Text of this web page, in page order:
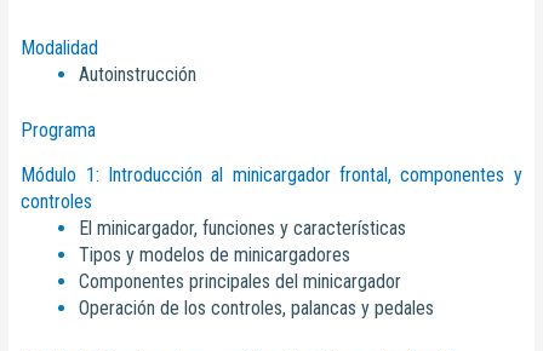
Modalidad
Autoinstrucción
Programa
Módulo 1: Introducción al minicargador frontal, componentes y
controles
El minicargador, funciones y características
Tipos y modelos de minicargadores
Componentes principales del minicargador
Operación de los controles, palancas y pedales